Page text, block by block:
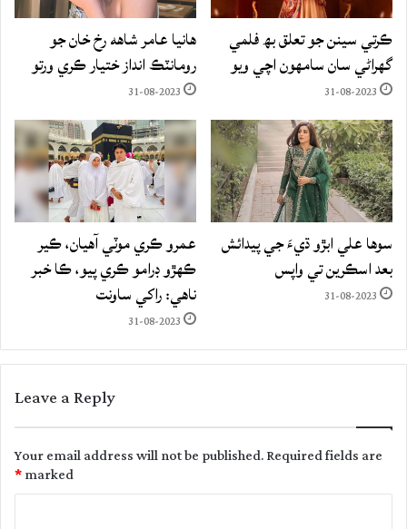
ڪرتي سينن جو تعلق بھ فلمي
گهراڻي سان سامهون اچي ويو
31-08-2023
هانيا عامر شاهه رخ خان جو
رومانٽڪ انداز ختيار ڪري ورتو
31-08-2023
سوها علي ابڙو ڌيءَ جي پيدائش
بعد اسڪرين تي واپس
31-08-2023
عمرو ڪري موٽي آهيان، ڪير
ڪهڙو ڊرامو ڪري پيو، ڪا خبر
ناهي: راکي ساونت
31-08-2023
Leave a Reply
Your email address will not be published.Required fields are
marked
*